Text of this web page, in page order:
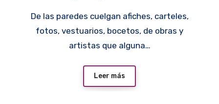
De las paredes cuelgan afiches, carteles,
fotos, vestuarios, bocetos, de obras y
artistas que alguna…
Leer más